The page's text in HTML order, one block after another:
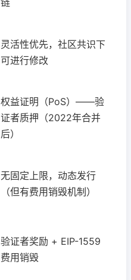
灵活性优先，社区共识下
可进行修改
权益证明（PoS）——验
证者质押（2022年合并
后）
无固定上限，动态发行
（但有费用销毁机制）
验证者奖励 + EIP-1559
费用销毁